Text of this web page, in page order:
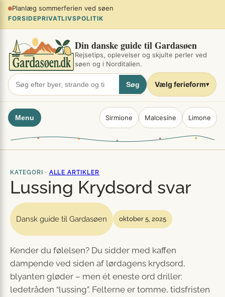
Spring
indhold
Planlæg sommerferien ved søen
FORSIDEPRIVATLIVSPOLITIK
Din danske guide til Gardasøen
Rejsetips, oplevelser og skjulte perler ved
søen og i Norditalien.
Søg Vælg ferieform▾
Menu Sirmione Malcesine Limone
KATEGORI · ALLE ARTIKLER
Lussing Krydsord svar
Dansk guide til Gardasøen oktober 5, 2025
Kender du følelsen? Du sidder med kaffen
dampende ved siden af lørdagens krydsord,
blyanten gløder – men ét eneste ord driller:
ledetråden “lussing”. Felterne er tomme, tidsfristen